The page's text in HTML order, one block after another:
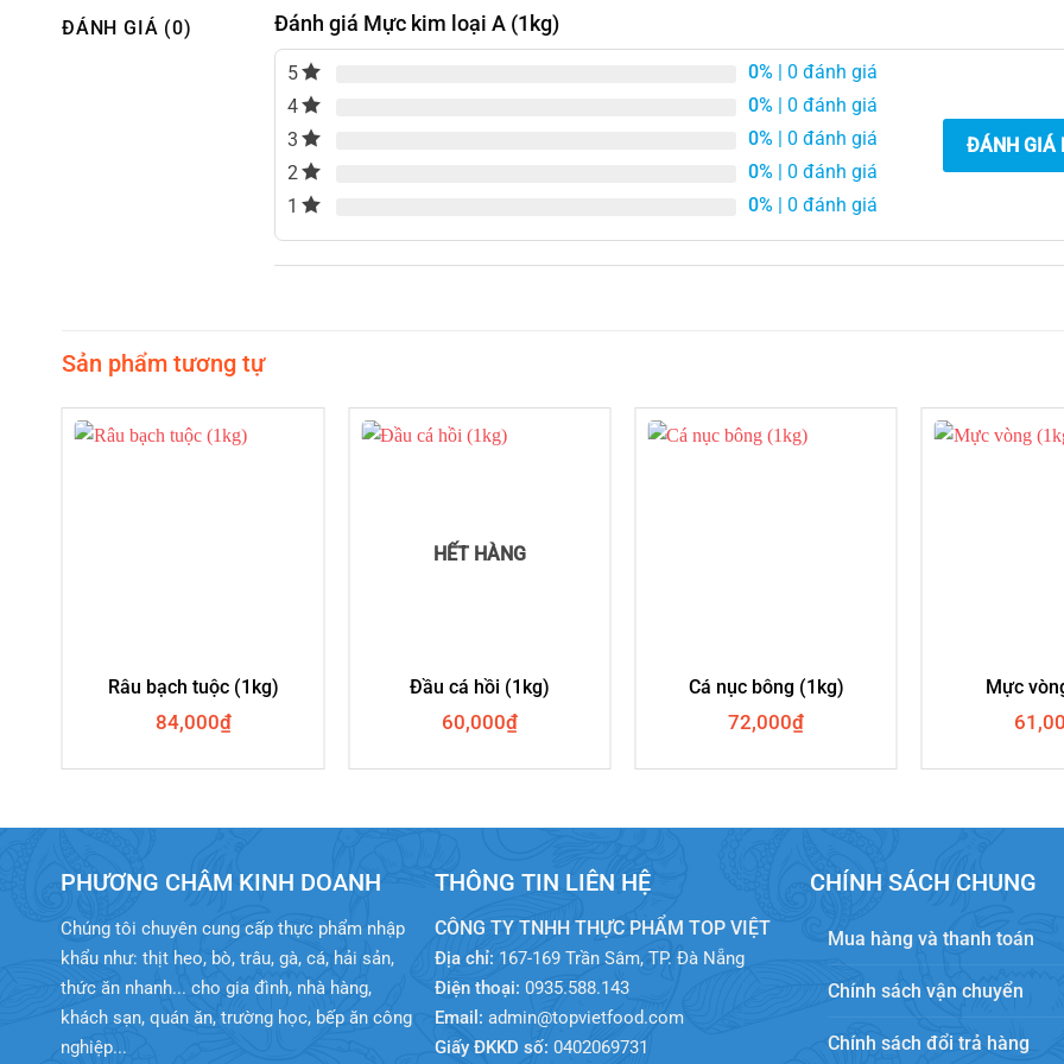
ĐÁNH GIÁ (0) Đánh giá Mực kim loại A (1kg)
5 0% | 0 đánh giá
4
0% | 0 đánh giá
3
0% | 0 đánh giá
2
0% | 0 đánh giá
1
0% | 0 đánh giá
ĐÁNH GIÁ
Sản phẩm tương tự
Râu bạch tuộc (1kg)
84,000₫
HẾT HÀNG
Đầu cá hồi (1kg)
60,000₫
Cá nục bông (1kg)
72,000₫
Mực
PHƯƠNG CHÂM KINH DOANH
Chúng tôi chuyên cung cấp thực phẩm nhập
khẩu như: thịt heo, bò, trâu, gà, cá, hải sản,
thức ăn nhanh... cho gia đình, nhà hàng,
khách sạn, quán ăn, trường học, bếp ăn công
nghiệp...
THÔNG TIN LIÊN HỆ
CÔNG TY TNHH THỰC PHẨM TOP VIỆT
Địa chỉ: 167-169 Trần Sâm, TP. Đà Nẵng
Điện thoại: 0935.588.143
Email: admin@topvietfood.com
Giấy ĐKKD số: 0402069731
CHÍNH SÁCH CHUNG
Mua hàng và thanh toán
Chính sách vận chuyển
Chính sách đổi trả hàng